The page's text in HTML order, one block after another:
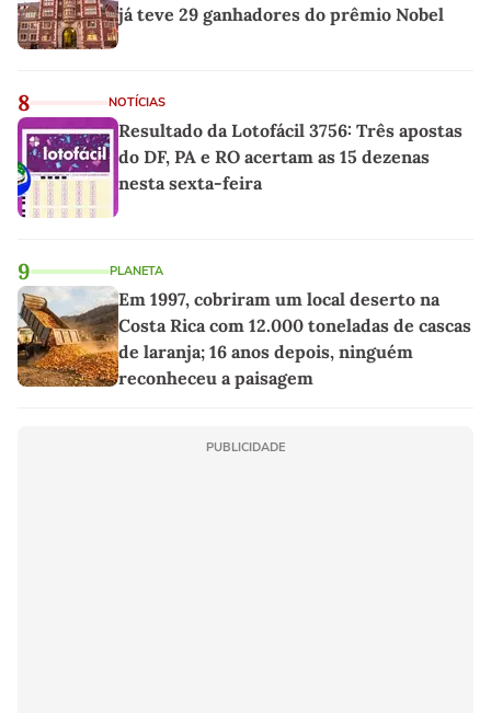
já teve 29 ganhadores do prêmio Nobel
8 NOTÍCIAS
Resultado da Lotofácil 3756: Três apostas
do DF, PA e RO acertam as 15 dezenas
nesta sexta-feira
9 PLANETA
Em 1997, cobriram um local deserto na
Costa Rica com 12.000 toneladas de cascas
de laranja; 16 anos depois, ninguém
reconheceu a paisagem
PUBLICIDADE